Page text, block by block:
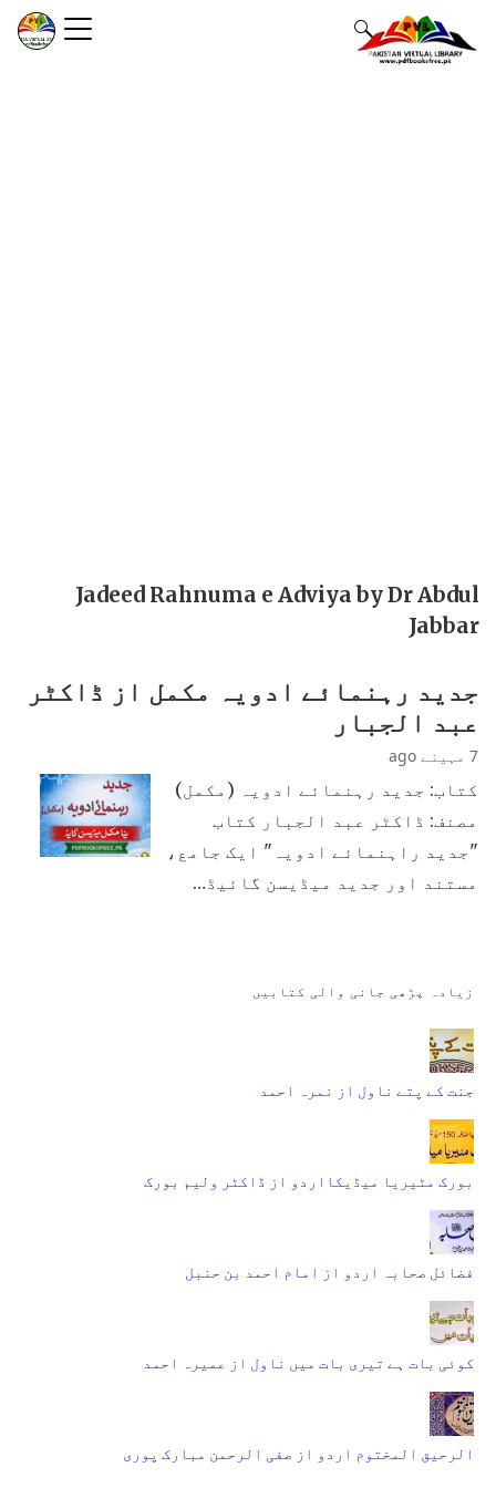
Jadeed Rahnuma e Adviya by Dr Abdul
Jabbar
جدید رہنمائے ادویہ مکمل از ڈاکٹر
عبد الجبار
7 مہینے ago
کتاب: جدید رہنمائے ادویہ (مکمل)
مصنف: ڈاکٹر عبد الجبار کتاب
"جدید راہنمائے ادویہ" ایک جامع،
مستند اور جدید میڈیسن گائیڈ…
زیادہ پڑھی جانی والی کتابیں
جنت کے پتے ناول از نمرہ احمد
بورک مٹیریا میڈیکااردو از ڈاکٹر ولیم بورک
فضائل صحابہ اردو از امام احمد بن حنبل
کوئی بات ہے تیری بات میں ناول از عمیرہ احمد
الرحیق المختوم اردو از صفی الرحمن مبارک پوری